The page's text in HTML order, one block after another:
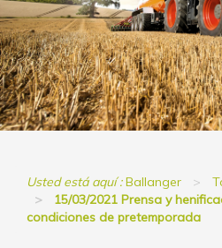
Usted está aquí :Ballanger
15/03/2021 Prensa y
condiciones de pretemporada